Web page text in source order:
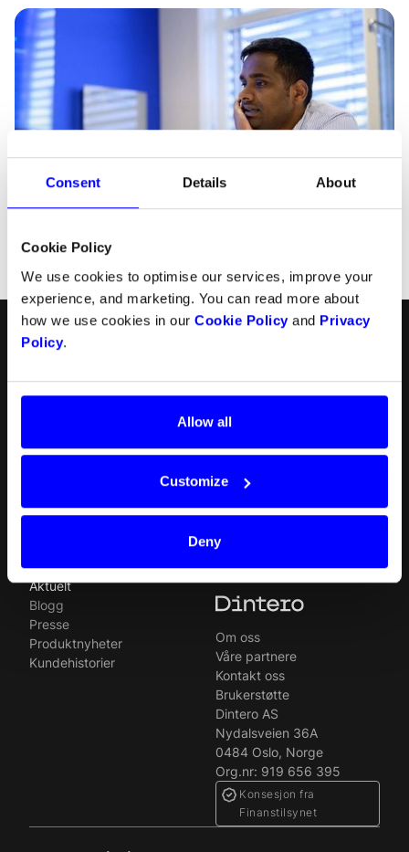
Consent Details About
Cookie Policy
We use cookies to optimise our services, improve your
experience, and marketing. You can read more about
how we use cookies in our Cookie Policy and Privacy
Policy.
Allow all
Customize
Deny
Følg oss
English
Split Payout
Quickr (KYC)
Betalingsmetoder
Plugins
Juridisk
Ledige stillinger
Aktuelt
Blogg
Presse
Produktnyheter
Kundehistorier
Om oss
Våre partnere
Kontakt oss
Brukerstøtte
Dintero AS
Nydalsveien 36A
0484 Oslo, Norge
Org.nr: 919 656 395
Konsesjon fra
Finanstilsynet